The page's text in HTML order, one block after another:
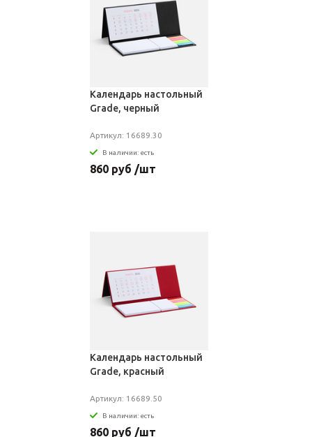
Календарь настольный
Grade, черный
Артикул: 16689.30
В наличии: есть
860 руб /шт
Календарь настольный
Grade, красный
Артикул: 16689.50
В наличии: есть
860 руб /шт